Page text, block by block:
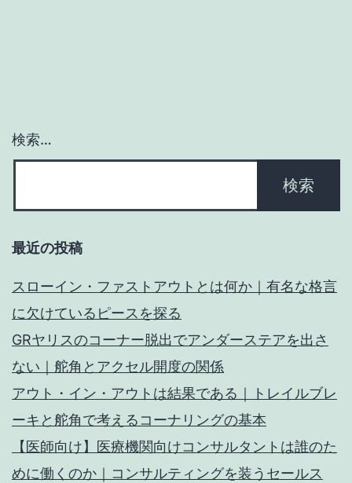
ン
検索…
最近の投稿
スローイン・ファストアウトとは何か｜有名な格言
に欠けているピースを探る
GRヤリスのコーナー脱出でアンダーステアを出さ
ない｜舵角とアクセル開度の関係
アウト・イン・アウトは結果である｜トレイルブレ
ーキと舵角で考えるコーナリングの基本
【医師向け】医療機関向けコンサルタントは誰のた
めに働くのか｜コンサルティングを装うセールス